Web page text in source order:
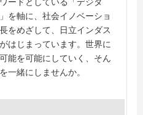
を軸に、社会イノベーショ
をめざして、日立インダス
はじまっています。世界に
能を可能にしていく、そん
一緒にしませんか。